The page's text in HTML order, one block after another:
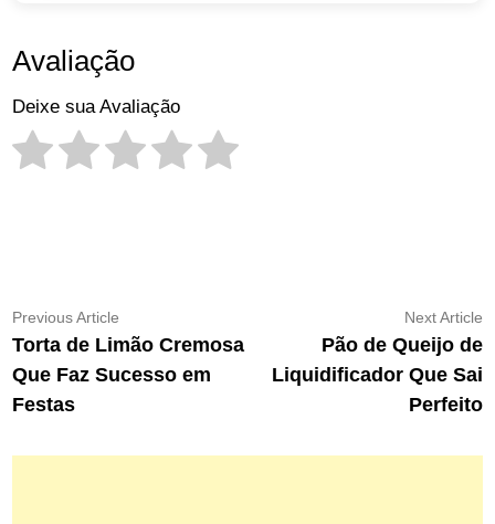
Avaliação
Deixe sua Avaliação
Navegação
de
Post
Previous Article
article:
Torta de Limão Cremosa
Que Faz Sucesso em
Festas
Next Article
Pão de Queijo de
Liquidificador Que Sai
Perfeito